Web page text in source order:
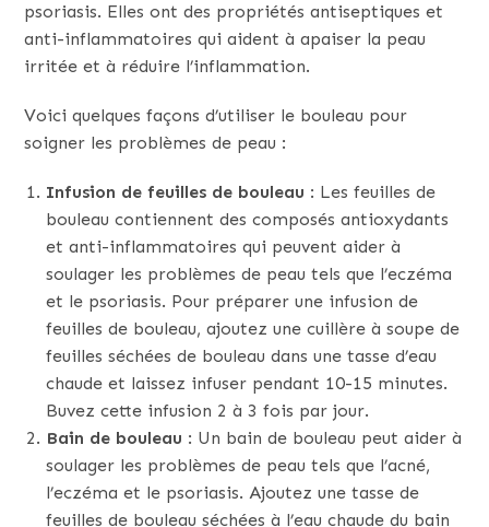
psoriasis. Elles ont des propriétés antiseptiques et
anti-inflammatoires qui aident à apaiser la peau
irritée et à réduire l’inflammation.
Voici quelques façons d’utiliser le bouleau pour
soigner les problèmes de peau :
Infusion de feuilles de bouleau : Les feuilles de
bouleau contiennent des composés antioxydants
et anti-inflammatoires qui peuvent aider à
soulager les problèmes de peau tels que l’eczéma
et le psoriasis. Pour préparer une infusion de
feuilles de bouleau, ajoutez une cuillère à soupe de
feuilles séchées de bouleau dans une tasse d’eau
chaude et laissez infuser pendant 10-15 minutes.
Buvez cette infusion 2 à 3 fois par jour.
Bain de bouleau : Un bain de bouleau peut aider à
soulager les problèmes de peau tels que l’acné,
l’eczéma et le psoriasis. Ajoutez une tasse de
feuilles de bouleau séchées à l’eau chaude du bain